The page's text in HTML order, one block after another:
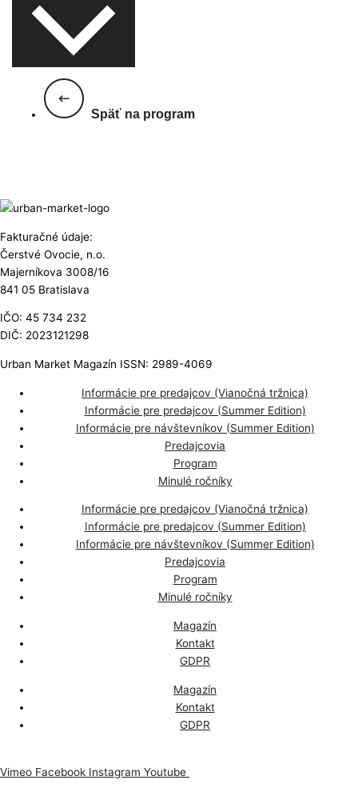
Späť na program
Fakturačné údaje:
Čerstvé Ovocie, n.o.
Majerníkova 3008/16
841 05 Bratislava
IČO: 45 734 232
DIČ: 2023121298
Urban Market Magazín ISSN: 2989-4069
Informácie pre predajcov (Vianočná tržnica)
Informácie pre predajcov (Summer Edition)
Informácie pre návštevníkov (Summer Edition)
Predajcovia
Program
Minulé ročníky
Informácie pre predajcov (Vianočná tržnica)
Informácie pre predajcov (Summer Edition)
Informácie pre návštevníkov (Summer Edition)
Predajcovia
Program
Minulé ročníky
Magazín
Kontakt
GDPR
Magazín
Kontakt
GDPR
Vimeo Facebook Instagram Youtube